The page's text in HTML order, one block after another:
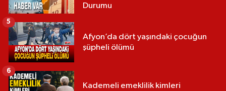
Durumu
Afyon’da dört yaşındaki çocuğun
şüpheli ölümü
5
Kademeli emeklilik kimleri
6